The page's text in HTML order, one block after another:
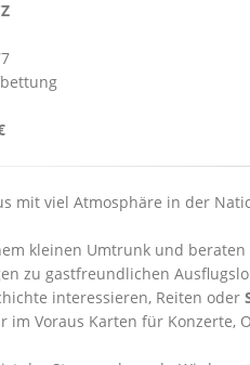
mit viel Atmosphäre in der
kleinen Umtrunk und
zu gastfreundlichen
interessieren, Reiten oder
im Voraus Karten für Konzerte,